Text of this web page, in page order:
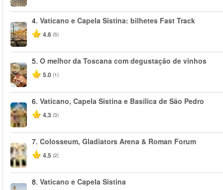
4. Vaticano e Capela Sistina: bilhetes Fast Track
4.6 (5)
5. O melhor da Toscana com degustação de vinhos
5.0 (1)
6. Vaticano, Capela Sistina e Basílica de São Pedro
4.3 (3)
7. Colosseum, Gladiators Arena & Roman Forum
4.5 (2)
8. Vaticano e Capela Sistina